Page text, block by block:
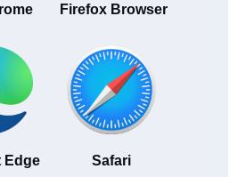
Firefox Browser
Edge Safari